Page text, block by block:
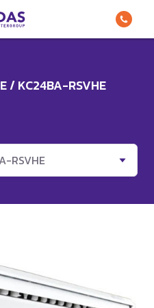
/ KC24BA-RSVHE
RSVHE